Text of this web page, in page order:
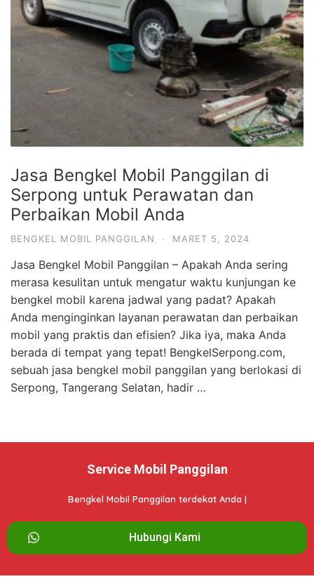
Jasa Bengkel Mobil Panggilan di
Serpong untuk Perawatan dan
Perbaikan Mobil Anda
BENGKEL MOBIL PANGGILAN · MARET 5, 2024
Jasa Bengkel Mobil Panggilan – Apakah Anda sering
merasa kesulitan untuk mengatur waktu kunjungan ke
bengkel mobil karena jadwal yang padat? Apakah
Anda menginginkan layanan perawatan dan perbaikan
mobil yang praktis dan efisien? Jika iya, maka Anda
berada di tempat yang tepat! BengkelSerpong.com,
sebuah jasa bengkel mobil panggilan yang berlokasi di
Serpong, Tangerang Selatan, hadir …
Service Mobil Panggilan
Bengkel Mobil Panggilan terdekat Anda |
Hubungi Kami